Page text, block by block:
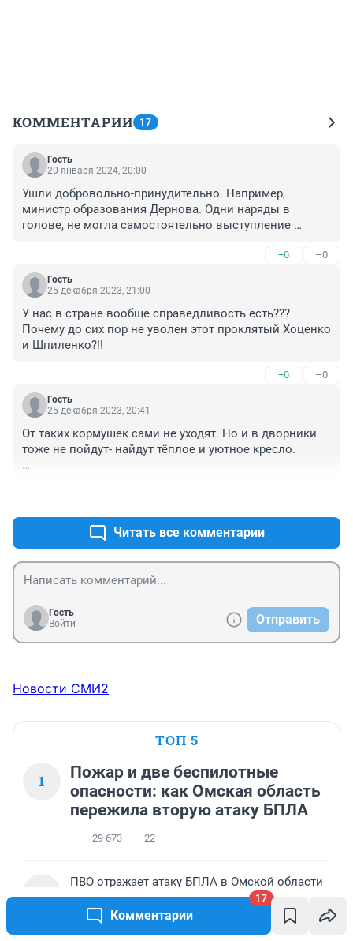
Комментарии
17
КОММЕНТАРИИ 17
Гость
20 января 2024, 20:00
Ушли добровольно-принудительно. Например,
министр образования Дернова. Одни наряды в
голове, не могла самостоятельно выступление
+0 –0
Гость
25 декабря 2023, 21:00
У нас в стране вообще справедливость есть???
Почему до сих пор не уволен этот проклятый Хоценко
и Шпиленко?!!
+0 –0
Гость
25 декабря 2023, 20:41
От таких кормушек сами не уходят. Но и в дворники
тоже не пойдут- найдут тёплое и уютное кресло.
В борделе вновь перестановка коек…
Читать все комментарии
Гость
Войти
Отправить
Новости СМИ2
ТОП 5
1
Пожар и две беспилотные
опасности: как Омская область
пережила вторую атаку БПЛА
29 673 22
2
ПВО отражает атаку БПЛА в Омской области
19 291